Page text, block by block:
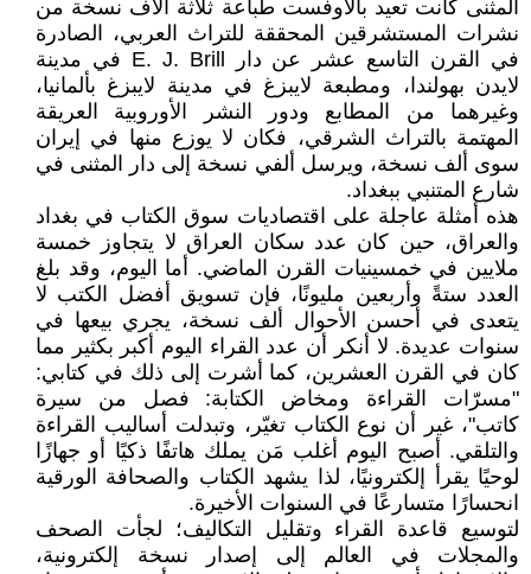
المثنى كانت تعيد بالأوفست طباعة ثلاثة آلاف نسخة من
نشرات المستشرقين المحققة للتراث العربي، الصادرة
في القرن التاسع عشر عن دار E. J. Brill في مدينة
لايدن بهولندا، ومطبعة لايبزغ في مدينة لايبزغ بألمانيا،
وغيرهما من المطابع ودور النشر الأوروبية العريقة
المهتمة بالتراث الشرقي، فكان لا يوزع منها في إيران
سوى ألف نسخة، ويرسل ألفي نسخة إلى دار المثنى في
شارع المتنبي ببغداد.
هذه أمثلة عاجلة على اقتصاديات سوق الكتاب في بغداد
والعراق، حين كان عدد سكان العراق لا يتجاوز خمسة
ملايين في خمسينيات القرن الماضي. أما اليوم، وقد بلغ
العدد ستةً وأربعين مليونًا، فإن تسويق أفضل الكتب لا
يتعدى في أحسن الأحوال ألف نسخة، يجري بيعها في
سنوات عديدة. لا أنكر أن عدد القراء اليوم أكبر بكثير مما
كان في القرن العشرين، كما أشرت إلى ذلك في كتابي:
"مسرّات القراءة ومخاض الكتابة: فصل من سيرة
كاتب"، غير أن نوع الكتاب تغيّر، وتبدلت أساليب القراءة
والتلقي. أصبح اليوم أغلب مَن يملك هاتفًا ذكيًا أو جهازًا
لوحيًا يقرأ إلكترونيًا، لذا يشهد الكتاب والصحافة الورقية
انحسارًا متسارعًا في السنوات الأخيرة.
لتوسيع قاعدة القراء وتقليل التكاليف؛ لجأت الصحف
والمجلات في العالم إلى إصدار نسخة إلكترونية،